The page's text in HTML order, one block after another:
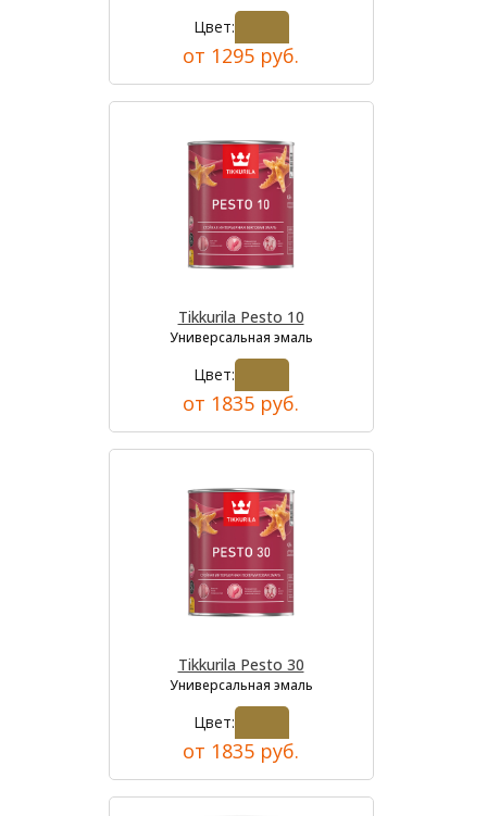
Цвет:
от 1295 руб.
Tikkurila Pesto 10
Универсальная эмаль
Цвет:
от 1835 руб.
Tikkurila Pesto 30
Универсальная эмаль
Цвет:
от 1835 руб.